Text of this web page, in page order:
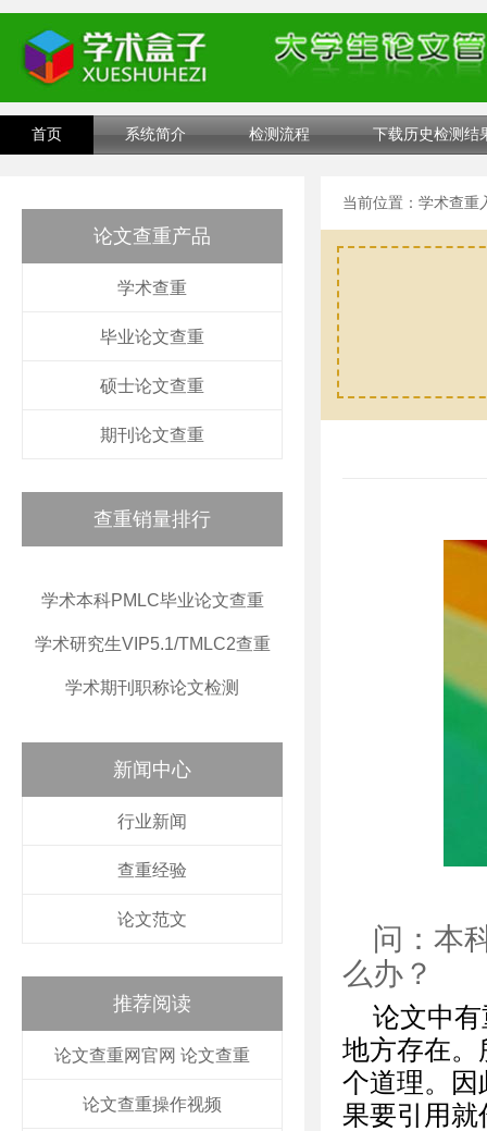
首页 系统简介 检测流程 下载历史检测结
论文查重产品
学术查重
毕业论文查重
硕士论文查重
期刊论文查重
查重销量排行
学术本科PMLC毕业论文查重
学术研究生VIP5.1/TMLC2查重
学术期刊职称论文检测
新闻中心
行业新闻
查重经验
论文范文
推荐阅读
论文查重网官网 论文查重
论文查重操作视频
当前位置： 学术查重
问：本
么办？
论文中
地方存在。
个道理。因
果要引用就